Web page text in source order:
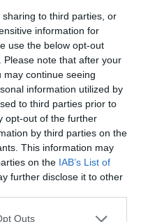
to third parties, or
information for
use the below opt-out
note that after your
continue seeing
information utilized by
to third parties prior to
opt-out of the further
by third parties on the
This information may
on the IAB’s List of
further disclose it to other
Outs
READING BELOW